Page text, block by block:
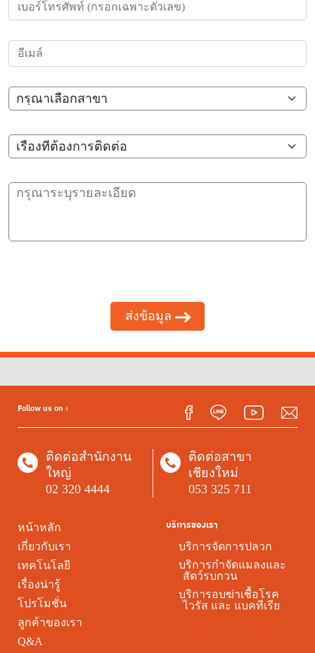
ส่งข้อมูล
Follow us on :
ติดต่อสำนักงาน
ใหญ่
02 320 4444
ติดต่อสาขา
เชียงใหม่
053 325 711
หน้าหลัก
เกี่ยวกับเรา
เทคโนโลยี
เรื่องน่ารู้
โปรโมชั่น
ลูกค้าของเรา
Q&A
บริการของเรา
บริการจัดการปลวก
บริการกำจัดแมลงและ
สัตว์รบกวน
บริการอบฆ่าเชื้อโรค
ไวรัส และ แบคทีเรีย